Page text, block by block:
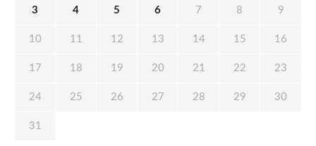
3 4 5 6 7 8 9
10 11 12 13 14 15 16
17 18 19 20 21 22 23
24 25 26 27 28 29 30
31